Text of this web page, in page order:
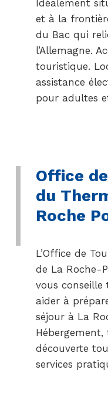
Idéalement
et à la
du Bac qui
l’Allemagne.
touristique.
assistance
pour adultes
Office
du
Roche
L’Office de
de La Roche-
vous conseille
aider à
séjour à La
découverte
services